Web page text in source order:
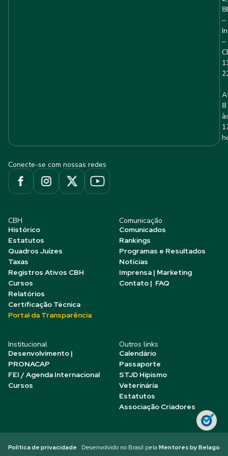
–
–
8
Conecte-se com nossas redes
CBH
Histórico
Estatutos
Quadros Juízes
Taxas
Registros Ativos CBH
Cursos
Relatórios
Certificação Técnica
Portal da Transparência
Comunicação
Comunicados
Rankings
Programas e Resultados
Notícias
Imprensa | Marketing
Contato | FAQ
Institucional
Desenvolvimento |
PRONACAP
FEI / Agenda Internacional
Cursos
Outros links
Calendário
Passaporte
STJD Hipismo
Veterinária
Estatutos
Associação Criadores
Política de privacidade Desenvolvido no Brasil pela Mentores by Belago